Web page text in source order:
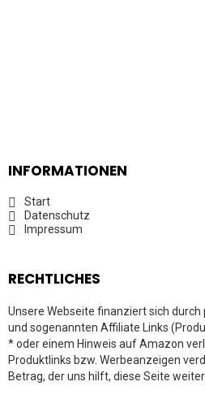
INFORMATIONEN
Start
Datenschutz
Impressum
RECHTLICHES
Unsere Webseite finanziert sich
und sogenannten Affiliate Links
* oder einem Hinweis auf Amazon
Produktlinks bzw. Werbeanzeigen
Betrag, der uns hilft, diese Seite